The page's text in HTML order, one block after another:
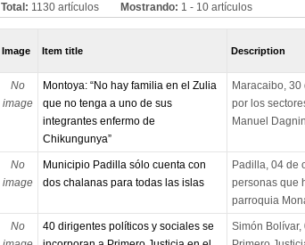
Total: 1130 artículos Mostrando: 1 - 10 artículos
Image Item title Description
No
image
Montoya: “No hay familia en el Zulia
que no tenga a uno de sus
integrantes enfermo de
Chikungunya”
Maracaibo,
por los
Manuel
No
image
Municipio Padilla sólo cuenta con
dos chalanas para todas las islas
Padilla, 04 de
personas que
parroquia
No
40 dirigentes políticos y sociales se
Simón